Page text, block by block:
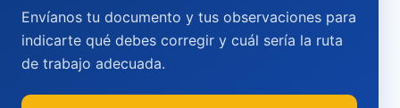
Envíanos tu documento y tus observaciones para
indicarte qué debes corregir y cuál sería la ruta
de trabajo adecuada.